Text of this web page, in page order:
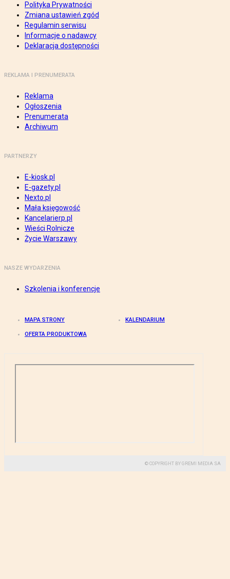
Polityka Prywatności
Zmiana ustawień zgód
Regulamin serwisu
Informacje o nadawcy
Deklaracja dostępności
REKLAMA I PRENUMERATA
Reklama
Ogłoszenia
Prenumerata
Archiwum
PARTNERZY
E-kiosk.pl
E-gazety.pl
Nexto.pl
Mała księgowość
Kancelarierp.pl
Wieści Rolnicze
Życie Warszawy
NASZE WYDARZENIA
Szkolenia i konferencje
MAPA STRONY KALENDARIUM
OFERTA PRODUKTOWA
© COPYRIGHT BY GREMI MEDIA SA